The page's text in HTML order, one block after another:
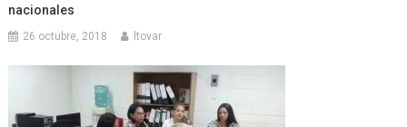
nacionales
26 octubre, 2018 ltovar